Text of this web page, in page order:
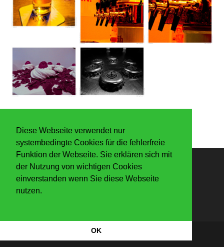
Diese Webseite verwendet nur
systembedingte Cookies für die fehlerfreie
Funktion der Webseite. Sie erklären sich mit
der Nutzung von wichtigen Cookies
einverstanden wenn Sie diese Webseite
nutzen.
OK
Anmelden
Datenschutzerkärung